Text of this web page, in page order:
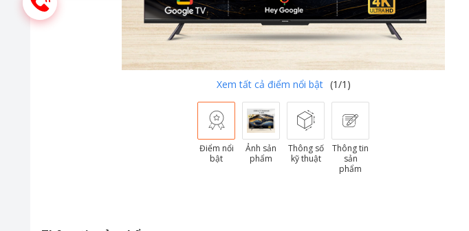
Xem tất cả điểm nổi bật (1/1)
Điểm nổi
bật
Ảnh sản
phẩm
Thông số
kỹ thuật
Thông tin
sản
phẩm